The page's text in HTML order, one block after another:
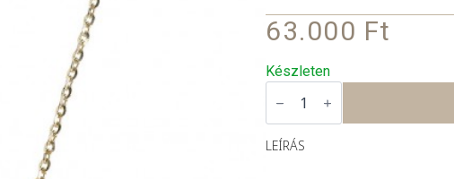
63.000 Ft
Készleten
Emily
arany
medál
LEÍRÁS